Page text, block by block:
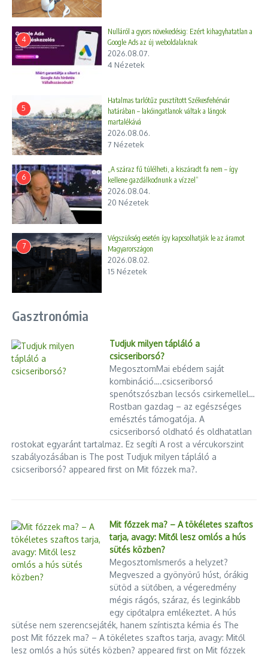
4
Nulláról a gyors növekedésig: Ezért kihagyhatatlan a
Google Ads az új weboldalaknak
2026.08.07.
4 Nézetek
5
Hatalmas tarlótűz pusztított Székesfehérvár
határában – lakóingatlanok váltak a lángok
martalékává
2026.08.06.
7 Nézetek
6
„A száraz fű túlélheti, a kiszáradt fa nem – így
kellene gazdálkodnunk a vízzel”
2026.08.04.
20 Nézetek
7
Végszükség esetén így kapcsolhatják le az áramot
Magyarországon
2026.08.02.
15 Nézetek
Gasztronómia
Tudjuk milyen tápláló a
csicseriborsó?
MegosztomMai ebédem saját
kombináció….csicseriborsó
spenótszószban lecsós csirkemellel…
Rostban gazdag – az egészséges
emésztés támogatója. A
csicseriborsó oldható és oldhatatlan
rostokat egyaránt tartalmaz. Ez segíti A rost a vércukorszint
szabályozásában is The post Tudjuk milyen tápláló a
csicseriborsó? appeared first on Mit főzzek ma?.
Mit főzzek ma? – A tökéletes szaftos
tarja, avagy: Mitől lesz omlós a hús
sütés közben?
MegosztomIsmerős a helyzet?
Megveszed a gyönyörű húst, órákig
sütöd a sütőben, a végeredmény
mégis rágós, száraz, és leginkább
egy cipőtalpra emlékeztet. A hús
sütése nem szerencsejáték, hanem színtiszta kémia és The
post Mit főzzek ma? – A tökéletes szaftos tarja, avagy: Mitől
lesz omlós a hús sütés közben? appeared first on Mit főzzek